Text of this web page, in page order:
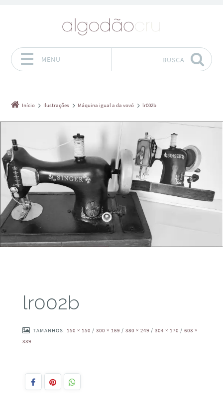
MENU BUSCA
Início Ilustrações Máquina igual a da vovó lr002b
lr002b
TAMANHOS: 150 × 150 / 300 × 169 / 380 × 249 / 304 × 170 / 603 ×
339